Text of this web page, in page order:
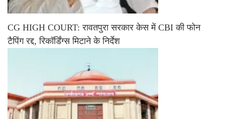
CG HIGH COURT: रावतपुरा सरकार केस में CBI की फोन
टैपिंग रद्द, रिकॉर्डिंग्स मिटाने के निर्देश